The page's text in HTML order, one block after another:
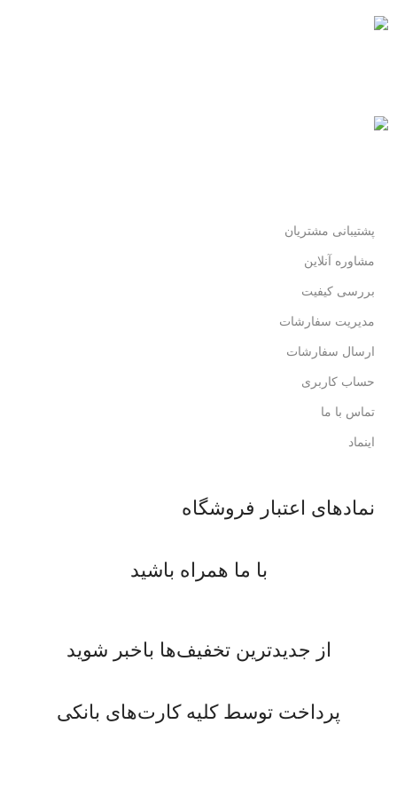
پشتیبانی مشتریان
مشاوره آنلاین
بررسی کیفیت
مدیریت سفارشات
ارسال سفارشات
حساب کاربری
تماس با ما
اینماد
نمادهای اعتبار فروشگاه
با ما همراه باشید
از جدیدترین تخفیف‌ها باخبر شوید
پرداخت توسط کلیه کارت‌های بانکی